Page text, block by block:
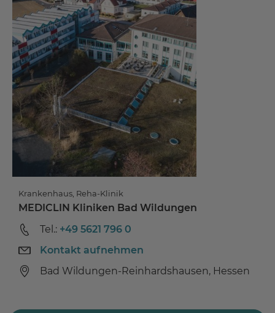
Krankenhaus, Reha-Klinik
MEDICLIN Kliniken Bad Wildungen
Tel.: +49 5621 796 0
Kontakt aufnehmen
Bad Wildungen-Reinhardshausen, Hessen